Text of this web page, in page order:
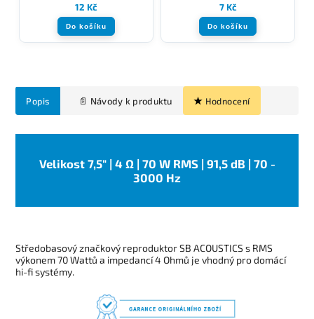
12 Kč
Do košíku
7 Kč
Do košíku
Popis Hodnocení
Velikost 7,5" | 4 Ω | 70 W RMS | 91,5 dB | 70 -
3000 Hz
Středobasový značkový reproduktor SB ACOUSTICS s RMS
výkonem 70 Wattů a impedancí 4 Ohmů je vhodný pro domácí
hi-fi systémy.